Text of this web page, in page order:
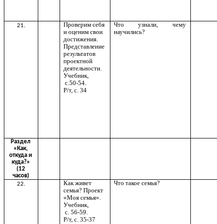
21.
Проверим себя
и оценим свои
достижения.
Представление
результатов
проектной
деятельности.
Учебник,
с.50-54.
Р/т, с. 34
Что узнали, чему
научились?
Раздел
«Как,
откуда и
куда?»
(12
часов)
22.
Как живет
семья? Проект
«Моя семья».
Учебник,
с. 56-59.
Р/т, с. 35-37
Что такое семья?